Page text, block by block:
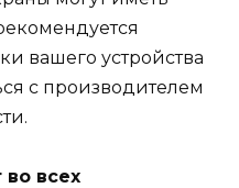
вашего устройства
с производителем
во всех